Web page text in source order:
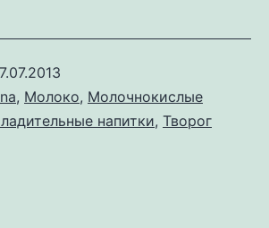
, Молоко, Молочнокислые
напитки, Творог